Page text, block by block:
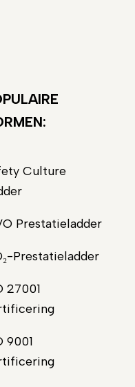
Culture
Prestatieladder
Prestatieladder
27001
9001